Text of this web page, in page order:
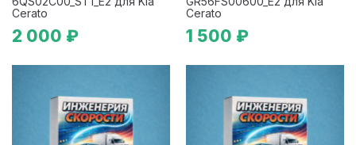
Cerato
2 000 ₽
Cerato
1 500 ₽